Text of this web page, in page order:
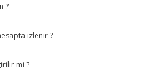
?
izlenir ?
mi ?